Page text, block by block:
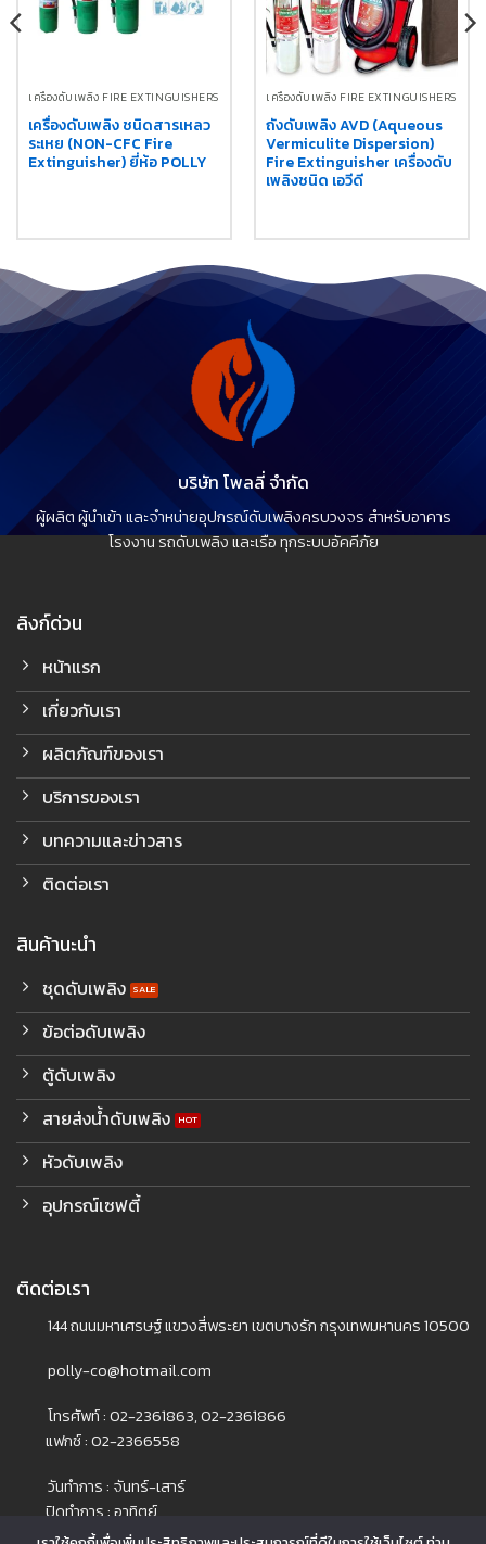
เครื่องดับเพลิง FIRE EXTINGUISHERS
เครื่องดับเพลิง ชนิดสารเหลว
ระเหย (NON-CFC Fire
Extinguisher) ยี่ห้อ POLLY
เครื่องดับเพลิง FIRE EXTINGUISHERS
ถังดับเพลิง AVD (Aqueous
Vermiculite Dispersion)
Fire Extinguisher เครื่องดับ
เพลิงชนิด เอวีดี
บริษัท โพลลี่ จำกัด
ผู้ผลิต ผู้นำเข้า และจำหน่ายอุปกรณ์ดับเพลิงครบวงจร สำหรับอาคาร
โรงงาน รถดับเพลิง และเรือ ทุกระบบอัคคีภัย
ลิงก์ด่วน
หน้าแรก
เกี่ยวกับเรา
ผลิตภัณฑ์ของเรา
บริการของเรา
บทความและข่าวสาร
ติดต่อเรา
สินค้านะนำ
ชุดดับเพลิง
ข้อต่อดับเพลิง
ตู้ดับเพลิง
สายส่งน้ำดับเพลิง
หัวดับเพลิง
อุปกรณ์เซฟตี้
ติดต่อเรา
144 ถนนมหาเศรษฐ์ แขวงสี่พระยา เขตบางรัก กรุงเทพมหานคร 10500
polly-co@hotmail.com
โทรศัพท์ : 02-2361863, 02-2361866
แฟกซ์ : 02-2366558
วันทำการ : จันทร์-เสาร์
ปิดทำการ : อาทิตย์